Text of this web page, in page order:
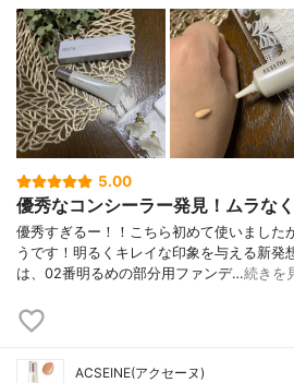
5.00
優秀なコンシーラー発見！ムラな
優秀すぎるー！！こちら初めて使いました
うです！明るくキレイな印象を与える新発
は、02番明るめの部分用ファンデ…続きを
ACSEINE(アクセーヌ)